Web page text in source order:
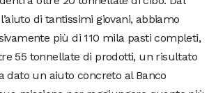
di tantissimi giovani, abbiamo
più di 110 mila pasti completi,
55 tonnellate di prodotti, un risultato
dato un aiuto concreto al Banco